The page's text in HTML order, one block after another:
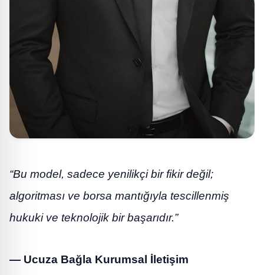
“Bu model, sadece yenilikçi bir fikir değil;
algoritması ve borsa mantığıyla tescillenmiş
hukuki ve teknolojik bir başarıdır.”
— Ucuza Bağla Kurumsal İletişim